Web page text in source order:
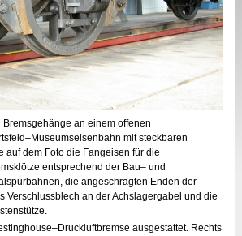
an einem offenen
mit steckbaren
auf dem Foto die Fangeisen für die
entsprechend der Bau– und
die angeschrägten Enden der
Verschlussblech an der Achslagergabel und die
–Druckluftbremse ausgestattet. Rechts